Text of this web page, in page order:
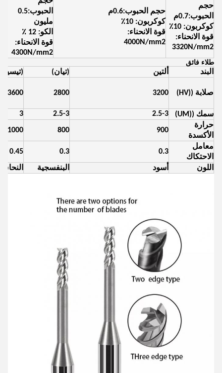
حجم
الحبوب:0.7م
كوكربون: 10٪
قوة الانحناء:
3320N/mm2
حجم الحبوب:0.6م
كوكربون: 10٪
قوة الانحناء:
4000N/mm2
الحبوب:0.5
مليون
الكو: 12 ٪
قوة الانحناء:
4300N/mm2
طلاء فائق
البند
ألتين (تيان)
صلابة ((HV) 3200
2800
3600
سمك ((UM) 2.5-3
2.5-3
3
حرارة
الأكسدة
900
800
1000
معامل
الاحتكاك
0.3
0.3
0.45
اللون أسود البنفسجية